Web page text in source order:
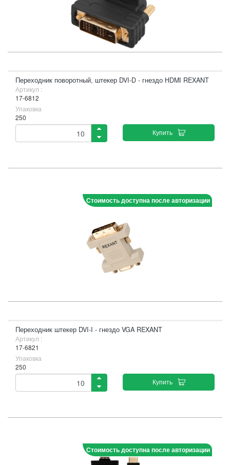
Переходник поворотный, штекер DVI-D - гнездо HDMI REXANT
Артикул :
17-6812
Упаковка
250
Купить
Стоимость доступна после авторизации
Переходник штекер DVI-I - гнездо VGA REXANT
Артикул :
17-6821
Упаковка
250
Купить
Стоимость доступна после авторизации